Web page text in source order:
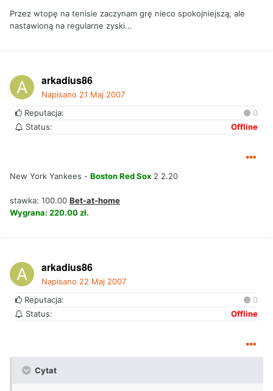
Przez wtopę na tenisie zaczynam grę nieco spokojniejszą, ale
nastawioną na regularne zyski...
arkadius86
Napisano 21 Maj 2007
Reputacja:
0
Status:
Offline
New York Yankees - Boston Red Sox 2 2.20
stawka: 100.00 Bet-at-home
Wygrana: 220.00 zł.
arkadius86
Napisano 22 Maj 2007
Reputacja:
0
Status:
Offline
Cytat